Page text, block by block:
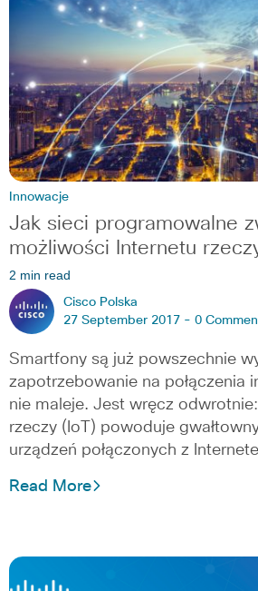
Innowacje
Jak sieci programowalne
możliwości Internetu
2 min read
Cisco Polska
27 September 2017 - 0
Smartfony są już powszechnie
zapotrzebowanie na połączenia
nie maleje. Jest wręcz
rzeczy (IoT) powoduje
urządzeń połączonych z
Read More